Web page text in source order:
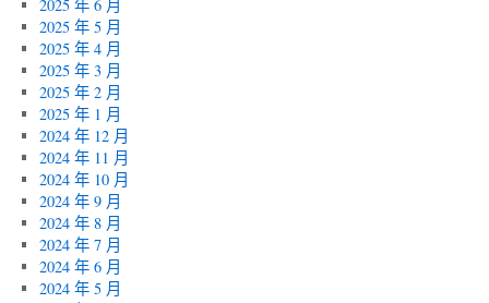
2025 年 6 月
2025 年 5 月
2025 年 4 月
2025 年 3 月
2025 年 2 月
2025 年 1 月
2024 年 12 月
2024 年 11 月
2024 年 10 月
2024 年 9 月
2024 年 8 月
2024 年 7 月
2024 年 6 月
2024 年 5 月